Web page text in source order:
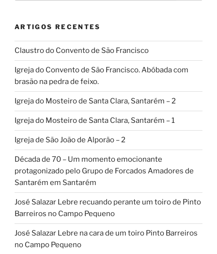
ARTIGOS RECENTES
Claustro do Convento de São Francisco
Igreja do Convento de São Francisco. Abóbada com
brasão na pedra de feixo.
Igreja do Mosteiro de Santa Clara, Santarém – 2
Igreja do Mosteiro de Santa Clara, Santarém – 1
Igreja de São João de Alporão – 2
Década de 70 – Um momento emocionante
protagonizado pelo Grupo de Forcados Amadores de
Santarém em Santarém
José Salazar Lebre recuando perante um toiro de Pinto
Barreiros no Campo Pequeno
José Salazar Lebre na cara de um toiro Pinto Barreiros
no Campo Pequeno